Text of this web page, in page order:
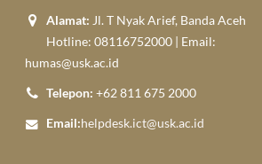
Alamat: Jl. T Nyak Arief, Banda Aceh
Hotline: 08116752000 | Email:
humas@usk.ac.id
Telepon: +62 811 675 2000
Email:helpdesk.ict@usk.ac.id